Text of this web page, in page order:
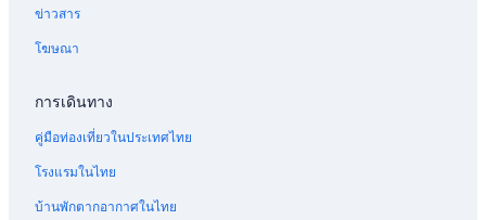
โรงแรมคาสิโนใน Puerto de la Cruz
โรงแรมริมทะเลใน ลา อัลเดอา เด แซน นิโคลัส
ข่าวสาร
โฆษณา
การเดินทาง
คู่มือท่องเที่ยวในประเทศไทย
โรงแรมในไทย
บ้านพักตากอากาศในไทย